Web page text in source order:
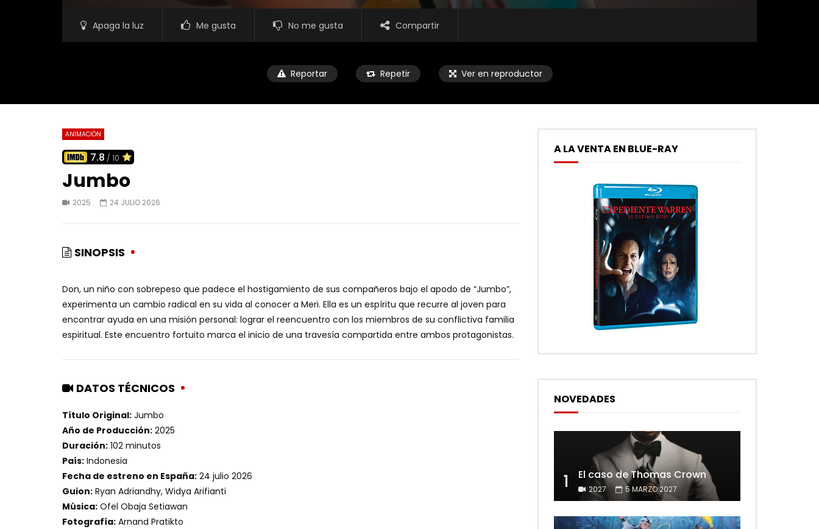
Apaga la luz Me gusta No me gusta Compartir
Reportar Repetir Ver en reproductor
ANIMACIÓN
7.8 / 10
Jumbo
2025 24 JULIO 2026
SINOPSIS
Don, un niño con sobrepeso que padece el hostigamiento de sus compañeros bajo el apodo de “Jumbo”,
experimenta un cambio radical en su vida al conocer a Meri. Ella es un espíritu que recurre al joven para
encontrar ayuda en una misión personal: lograr el reencuentro con los miembros de su conflictiva familia
espiritual. Este encuentro fortuito marca el inicio de una travesía compartida entre ambos protagonistas.
DATOS TÉCNICOS
Título Original: Jumbo
Año de Producción: 2025
Duración: 102 minutos
País: Indonesia
Fecha de estreno en España: 24 julio 2026
Guion: Ryan Adriandhy, Widya Arifianti
Música: Ofel Obaja Setiawan
Fotografía: Arnand Pratikto
A LA VENTA EN BLUE-RAY
NOVEDADES
1 El caso de Thomas Crown
2027 5 MARZO 2027